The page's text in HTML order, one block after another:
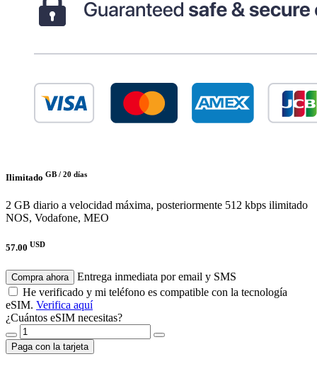
Ilimitado GB / 20 días
2 GB diario a velocidad máxima, posteriormente 512 kbps ilimitado
NOS, Vodafone, MEO
57.00 USD
Compra ahora
Entrega inmediata por email y SMS
He verificado y mi teléfono es compatible con la tecnología
eSIM. Verifica aquí
¿Cuántos eSIM necesitas?
Paga con la tarjeta